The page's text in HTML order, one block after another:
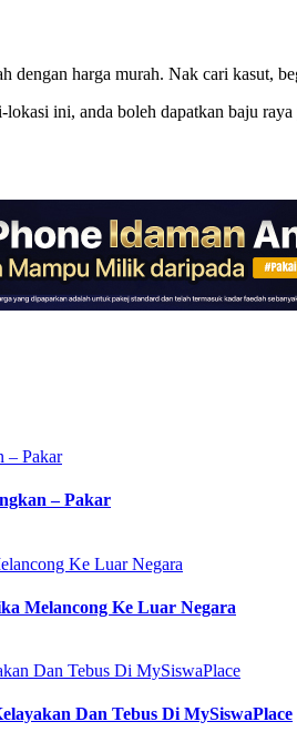
harga murah. Nak cari kasut,
ini, anda boleh dapatkan baju
– Pakar
– Pakar
Ke Luar Negara
Melancong Ke Luar Negara
Dan Tebus Di MySiswaPlace
Dan Tebus Di MySiswaPlace